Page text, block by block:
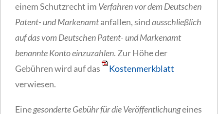
einem Schutzrecht im Verfahren vor dem Deutschen
Patent- und Markenamtanfallen, sindausschließlich
auf das vom Deutschen Patent- und Markenamt
benannte Konto einzuzahlen. Zur Höhe der
Gebühren wird auf das
Kostenmerkblatt
verwiesen.
Einegesonderte Gebühr für die Veröffentlichungeines